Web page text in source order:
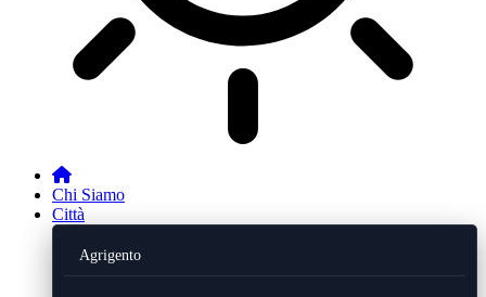
Chi Siamo
Città
Agrigento